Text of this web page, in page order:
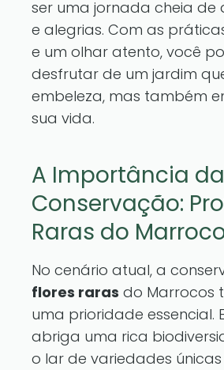
ser uma jornada cheia de
e alegrias. Com as
e um olhar atento, você
desfrutar de um jardim
embeleza, mas também
sua vida.
A Importância da
Conservação:
Raras do
No cenário atual, a
flores raras do Marrocos
uma prioridade essencial.
abriga uma rica
o lar de variedades